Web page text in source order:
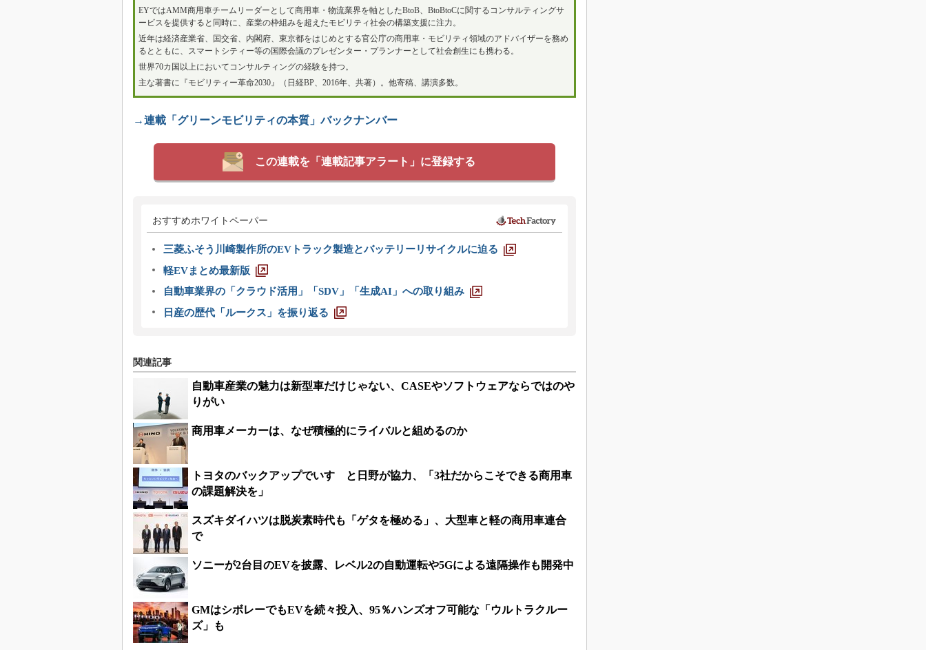
EYではAMM商用車チームリーダーとして商用車・物流業界を軸としたBtoB、BtoBtoCに関するコンサルティングサ
ービスを提供すると同時に、産業の枠組みを超えたモビリティ社会の構築支援に注力。
近年は経済産業省、国交省、内閣府、東京都をはじめとする官公庁の商用車・モビリティ領域のアドバイザーを務め
るとともに、スマートシティー等の国際会議のプレゼンター・プランナーとして社会創生にも携わる。
世界70カ国以上においてコンサルティングの経験を持つ。
主な著書に『モビリティー革命2030』（日経BP、2016年、共著）。他寄稿、講演多数。
→連載「グリーンモビリティの本質」バックナンバー
この連載を「連載記事アラート」に登録する
おすすめホワイトペーパー
三菱ふそう川崎製作所のEVトラック製造とバッテリーリサイクルに迫る
軽EVまとめ最新版
自動車業界の「クラウド活用」「SDV」「生成AI」への取り組み
日産の歴代「ルークス」を振り返る
関連記事
自動車産業の魅力は新型車だけじゃない、CASEやソフトウェアならではのや
りがい
商用車メーカーは、なぜ積極的にライバルと組めるのか
トヨタのバックアップでいすゞと日野が協力、「3社だからこそできる商用車
の課題解決を」
スズキダイハツは脱炭素時代も「ゲタを極める」、大型車と軽の商用車連合
で
ソニーが2台目のEVを披露、レベル2の自動運転や5Gによる遠隔操作も開発中
GMはシボレーでもEVを続々投入、95％ハンズオフ可能な「ウルトラクルー
ズ」も